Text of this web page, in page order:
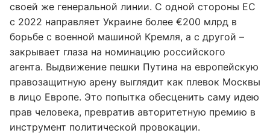
своей же генеральной линии. С одной стороны ЕС
с 2022 направляет Украине более €200 млрд в
борьбе с военной машиной Кремля, а с другой –
закрывает глаза на номинацию российского
агента. Выдвижение пешки Путина на европейскую
правозащитную арену выглядит как плевок Москвы
в лицо Европе. Это попытка обесценить саму идею
прав человека, превратив авторитетную премию в
инструмент политической провокации.